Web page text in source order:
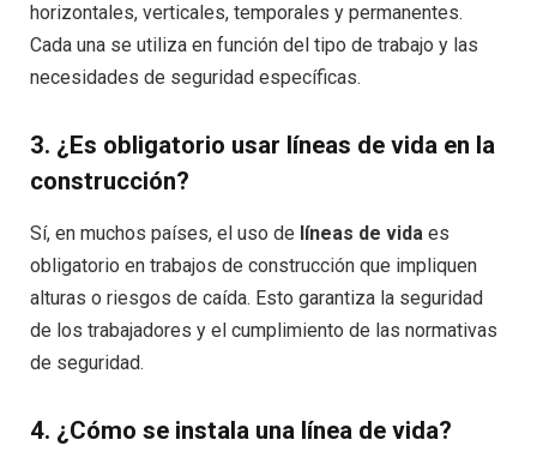
horizontales, verticales, temporales y permanentes.
Cada una se utiliza en función del tipo de trabajo y las
necesidades de seguridad específicas.
3. ¿Es obligatorio usar líneas de vida en la
construcción?
Sí, en muchos países, el uso de líneas de vida es
obligatorio en trabajos de construcción que impliquen
alturas o riesgos de caída. Esto garantiza la seguridad
de los trabajadores y el cumplimiento de las normativas
de seguridad.
4. ¿Cómo se instala una línea de vida?